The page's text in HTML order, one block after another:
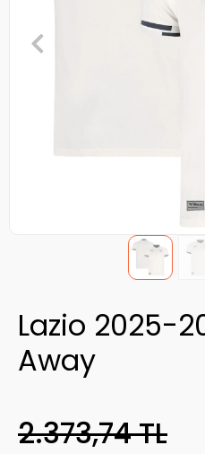
Lazio 2025-
Away
2.373,74 TL